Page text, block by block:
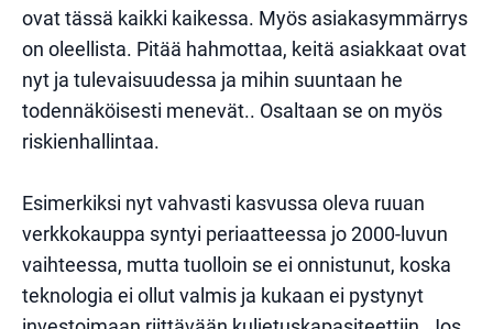
ovat tässä kaikki kaikessa. Myös asiakasymmärrys
on oleellista. Pitää hahmottaa, keitä asiakkaat ovat
nyt ja tulevaisuudessa ja mihin suuntaan he
todennäköisesti menevät.. Osaltaan se on myös
riskienhallintaa.
Esimerkiksi nyt vahvasti kasvussa oleva ruuan
verkkokauppa syntyi periaatteessa jo 2000-luvun
vaihteessa, mutta tuolloin se ei onnistunut, koska
teknologia ei ollut valmis ja kukaan ei pystynyt